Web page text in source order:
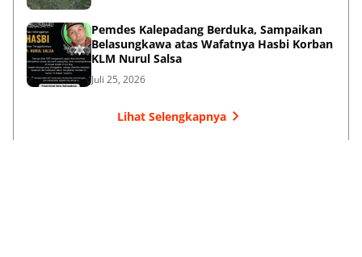
Pemdes Kalepadang Berduka, Sampaikan
Belasungkawa atas Wafatnya Hasbi Korban
KLM Nurul Salsa
Juli 25, 2026
Lihat Selengkapnya